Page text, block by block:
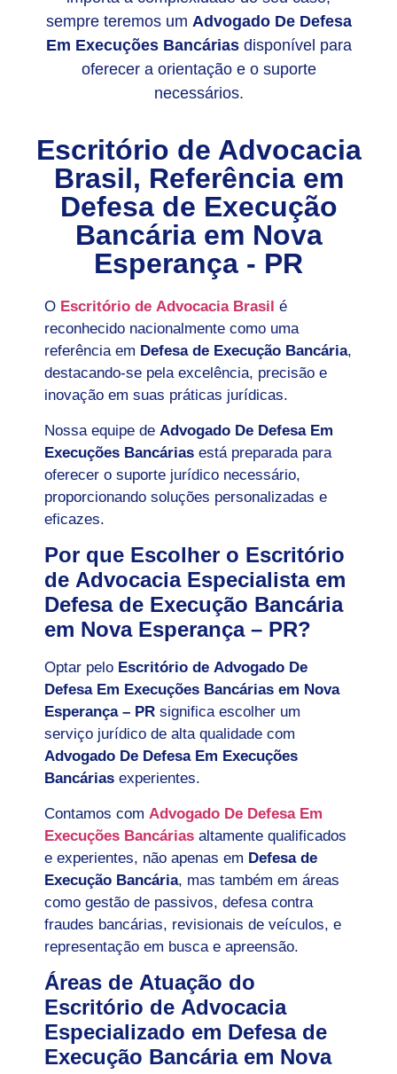
sempre teremos um Advogado De Defesa
Em Execuções Bancáriasdisponível para
oferecer a orientação e o suporte
necessários.
Escritório de Advocacia
Brasil, Referência em
Defesa de Execução
Bancária em Nova
Esperança - PR
O Escritório de Advocacia Brasil é
reconhecido nacionalmente como uma
referência em Defesa de Execução Bancária,
destacando-se pela excelência, precisão e
inovação em suas práticas jurídicas.
Nossa equipe de Advogado De Defesa Em
Execuções Bancárias está preparada para
oferecer o suporte jurídico necessário,
proporcionando soluções personalizadas e
eficazes.
Por que Escolher o Escritório
de Advocacia Especialista em
Defesa de Execução Bancária
em Nova Esperança – PR?
Optar pelo Escritório de Advogado De
Defesa Em Execuções Bancárias em Nova
Esperança – PR significa escolher um
serviço jurídico de alta qualidade com
Advogado De Defesa Em Execuções
Bancárias experientes.
Contamos com Advogado De Defesa Em
Execuções Bancárias altamente qualificados
e experientes, não apenas em Defesa de
Execução Bancária, mas também em áreas
como gestão de passivos, defesa contra
fraudes bancárias, revisionais de veículos, e
representação em busca e apreensão.
Áreas de Atuação do
Escritório de Advocacia
Especializado em Defesa de
Execução Bancária em Nova